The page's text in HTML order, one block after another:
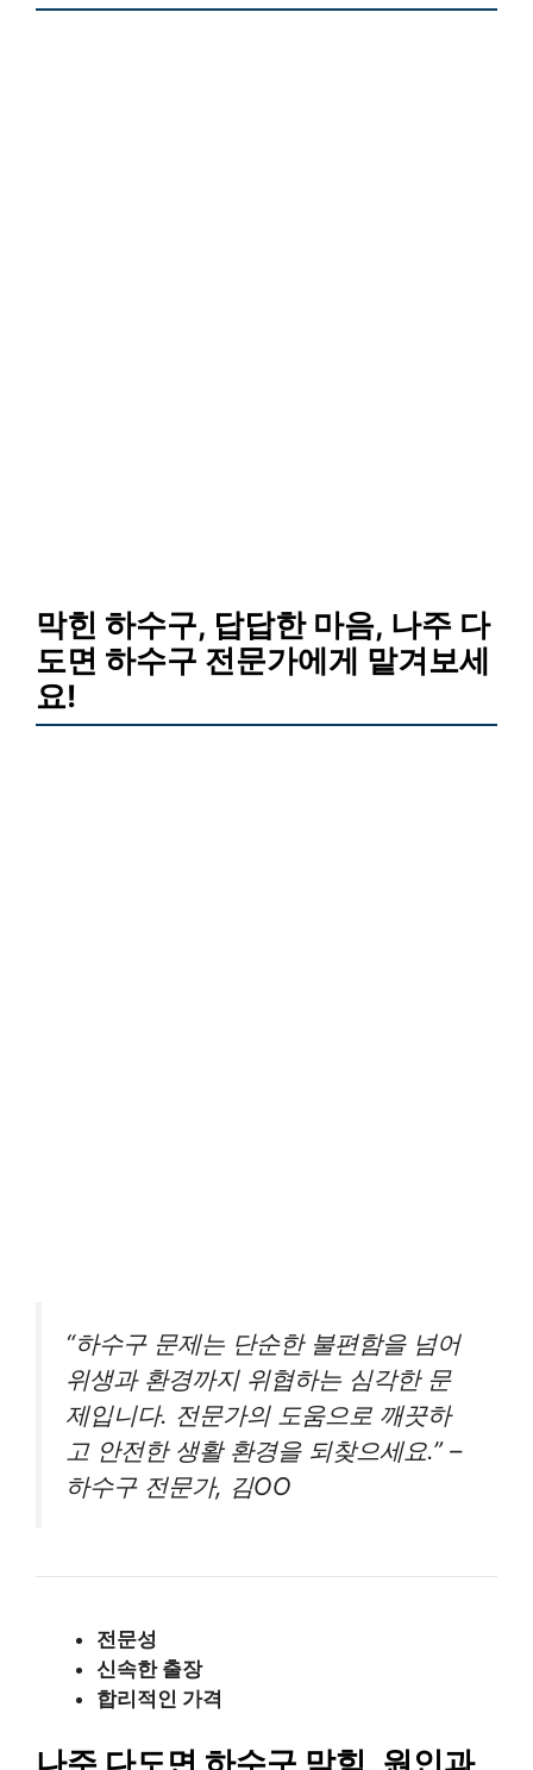
막힌 하수구, 답답한 마음, 나주 다
도면 하수구 전문가에게 맡겨보세
요!
“하수구 문제는 단순한 불편함을 넘어
위생과 환경까지 위협하는 심각한 문
제입니다. 전문가의 도움으로 깨끗하
고 안전한 생활 환경을 되찾으세요.” –
하수구 전문가, 김OO
전문성
신속한 출장
합리적인 가격
나주 다도면 하수구 막힘, 원인과